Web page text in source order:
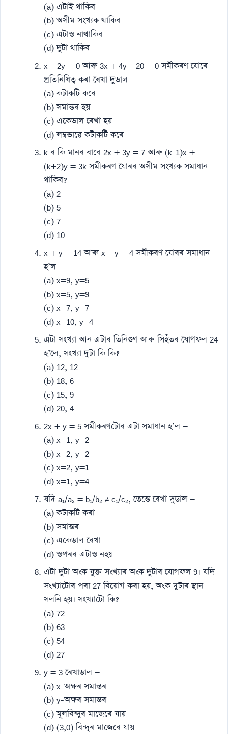
(a) এটাই থাকিব
(b) অসীম সংখ্যক থাকিব
(c) এটাও নাথাকিব
(d) দুটা থাকিব
x – 2y = 0 আৰু 3x + 4y – 20 = 0 সমীকৰণ যোৰে
প্ৰতিনিধিত্ব কৰা ৰেখা দুডাল —
(a) কটাকটি কৰে
(b) সমান্তৰ হয়
(c) একেডাল ৰেখা হয়
(d) লম্বভাৱে কটাকটি কৰে
k ৰ কি মানৰ বাবে 2x + 3y = 7 আৰু (k-1)x +
(k+2)y = 3k সমীকৰণ যোৰৰ অসীম সংখ্যক সমাধান
থাকিব?
(a) 2
(b) 5
(c) 7
(d) 10
x + y = 14 আৰু x – y = 4 সমীকৰণ যোৰৰ সমাধান
হ’ল —
(a) x=9, y=5
(b) x=5, y=9
(c) x=7, y=7
(d) x=10, y=4
এটা সংখ্যা আন এটাৰ তিনিগুণ আৰু সিহঁতৰ যোগফল 24
হ’লে, সংখ্যা দুটা কি কি?
(a) 12, 12
(b) 18, 6
(c) 15, 9
(d) 20, 4
2x + y = 5 সমীকৰণটোৰ এটা সমাধান হ’ল —
(a) x=1, y=2
(b) x=2, y=2
(c) x=2, y=1
(d) x=1, y=4
যদি a₁/a₂ = b₁/b₂ ≠ c₁/c₂, তেন্তে ৰেখা দুডাল —
(a) কটাকটি কৰা
(b) সমান্তৰ
(c) একেডাল ৰেখা
(d) ওপৰৰ এটাও নহয়
এটা দুটা অংক যুক্ত সংখ্যাৰ অংক দুটাৰ যোগফল 9। যদি
সংখ্যাটোৰ পৰা 27 বিয়োগ কৰা হয়, অংক দুটাৰ স্থান
সলনি হয়। সংখ্যাটো কি?
(a) 72
(b) 63
(c) 54
(d) 27
y = 3 ৰেখাডাল —
(a) x-অক্ষৰ সমান্তৰ
(b) y-অক্ষৰ সমান্তৰ
(c) মূলবিন্দুৰ মাজেৰে যায়
(d) (3,0) বিন্দুৰ মাজেৰে যায়